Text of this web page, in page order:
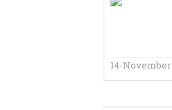
14-